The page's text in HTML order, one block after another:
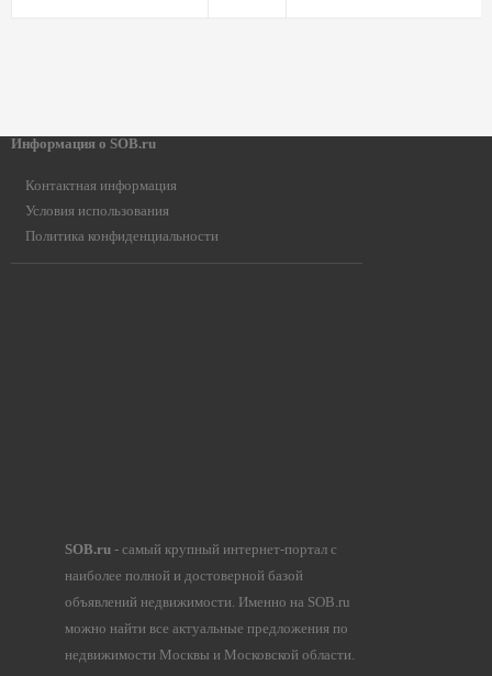
Информация о SOB.ru
Контактная информация
Условия использования
Политика конфиденциальности
SOB.ru- самый крупный интернет-портал с
наиболее полной и достоверной базой
объявлений недвижимости. Именно на SOB.ru
можно найти все актуальные предложения по
недвижимости Москвы и Московской области.